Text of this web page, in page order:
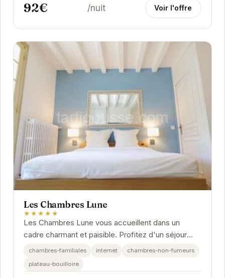
92€ /nuit Voir l'offre
Les Chambres Lune
★★★★★
Les Chambres Lune vous accueillent dans un
cadre charmant et paisible. Profitez d'un séjour
relaxant dans des chambres confortables et bien...
chambres-familiales internet
chambres-non-fumeurs
plateau-bouilloire